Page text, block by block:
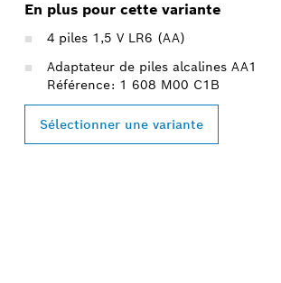
En plus pour cette variante
4 piles 1,5 V LR6 (AA)
Adaptateur de piles alcalines AA1
Référence: 1 608 M00 C1B
Sélectionner une variante